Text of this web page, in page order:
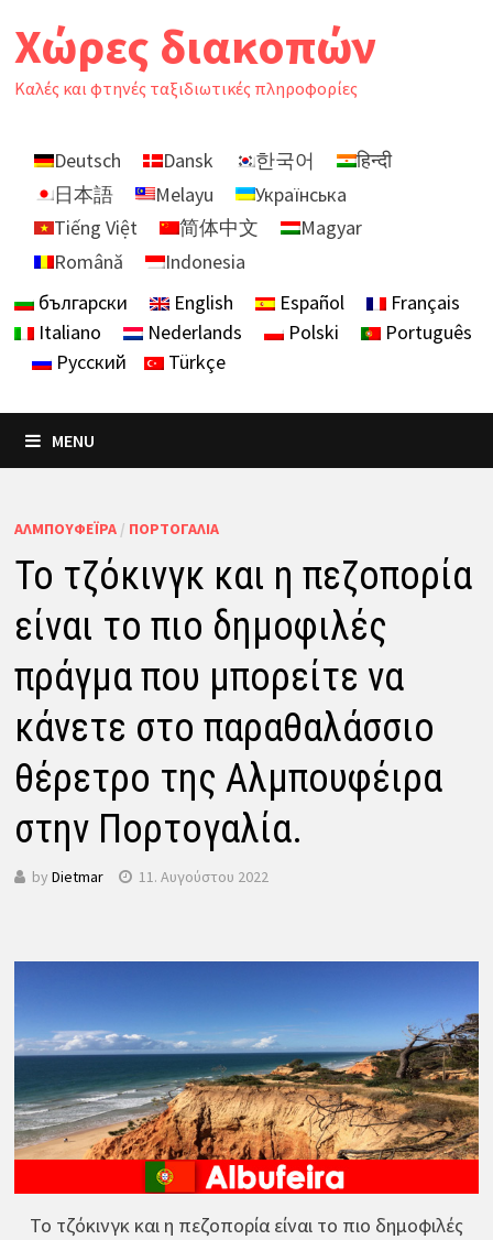
toΧώρες διακοπών
Καλές και φτηνές ταξιδιωτικές πληροφορίες
Deutsch Dansk 한국어
हिन्दी
日本語
Melayu
Українська
Tiếng Việt
简体中文
Magyar
Română
Indonesia
български
English Español
Français
Italiano
Nederlands Polski
Português
Русский
Türkçe
MENU
ΑΛΜΠΟΥΦΈΙΡΑ/ ΠΟΡΤΟΓΑΛΊΑ
Το τζόκινγκ και η πεζοπορία
είναι το πιο δημοφιλές
πράγμα που μπορείτε να
κάνετε στο παραθαλάσσιο
θέρετρο της Αλμπουφέιρα
στην Πορτογαλία.
by Dietmar 11. Αυγούστου 2022
Το τζόκινγκ και η πεζοπορία είναι το πιο δημοφιλές